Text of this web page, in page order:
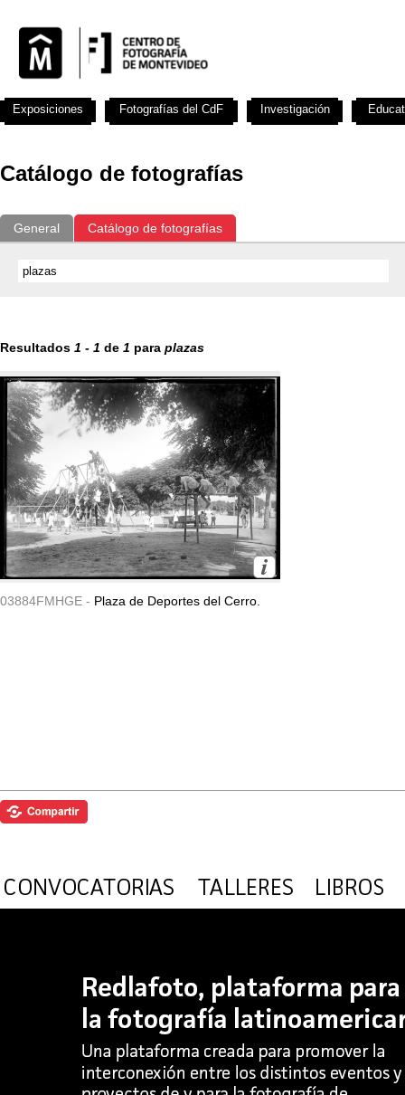
Catálogo de fotografías
General Catálogo de fotografías
Resultados 1 - 1 de 1 para plazas
03884FMHGE - Plaza de Deportes del Cerro.
Exposiciones Fotografías del CdF Investigación